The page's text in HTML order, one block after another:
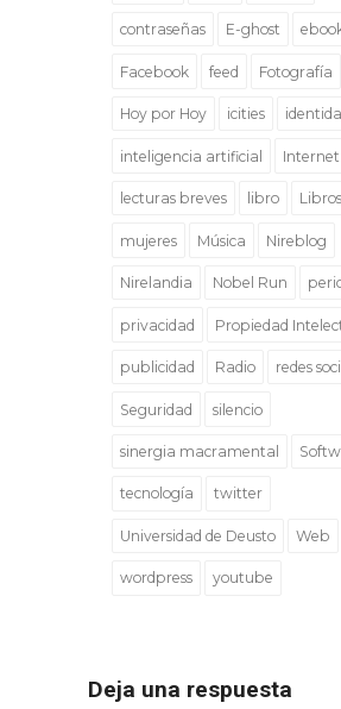
contraseñas E-ghost
Facebook feed Fotografía
Hoy por Hoy icities
inteligencia artificial Internet
lecturas breves libro Libros
mujeres Música Nireblog
Nirelandia Nobel Run
privacidad Propiedad
publicidad Radio redes
Seguridad silencio
sinergia macramental
tecnología twitter
Universidad de Deusto Web
wordpress youtube
Deja una respuesta